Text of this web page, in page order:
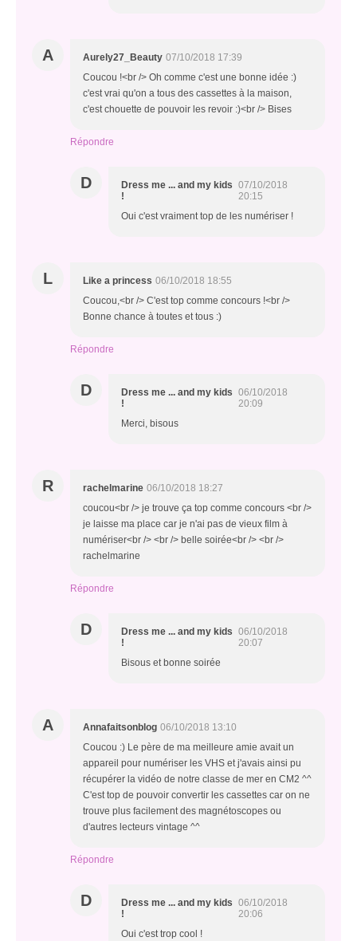
A Aurely27_Beauty 07/10/2018 17:39
Coucou !<br /> Oh comme c'est une bonne idée :)
c'est vrai qu'on a tous des cassettes à la maison,
c'est chouette de pouvoir les revoir :)<br /> Bises
Répondre
D
Dress me ... and my kids
!
07/10/2018
20:15
Oui c'est vraiment top de les numériser !
L Like a princess 06/10/2018 18:55
Coucou,<br /> C'est top comme concours !<br />
Bonne chance à toutes et tous :)
Répondre
D
Dress me ... and my kids
!
06/10/2018
20:09
Merci, bisous
R rachelmarine 06/10/2018 18:27
coucou<br /> je trouve ça top comme concours <br />
je laisse ma place car je n'ai pas de vieux film à
numériser<br /> <br /> belle soirée<br /> <br />
rachelmarine
Répondre
D
Dress me ... and my kids
!
06/10/2018
20:07
Bisous et bonne soirée
A Annafaitsonblog 06/10/2018 13:10
Coucou :) Le père de ma meilleure amie avait un
appareil pour numériser les VHS et j'avais ainsi pu
récupérer la vidéo de notre classe de mer en CM2 ^^
C'est top de pouvoir convertir les cassettes car on ne
trouve plus facilement des magnétoscopes ou
d'autres lecteurs vintage ^^
Répondre
D
Dress me ... and my kids
!
06/10/2018
20:06
Oui c'est trop cool !